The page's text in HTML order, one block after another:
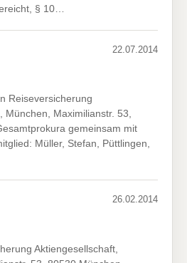
§ 10…
22.07.2014
Reiseversicherung
München, Maximilianstr. 53,
gemeinsam mit
Müller, Stefan, Püttlingen,
26.02.2014
Aktiengesellschaft,